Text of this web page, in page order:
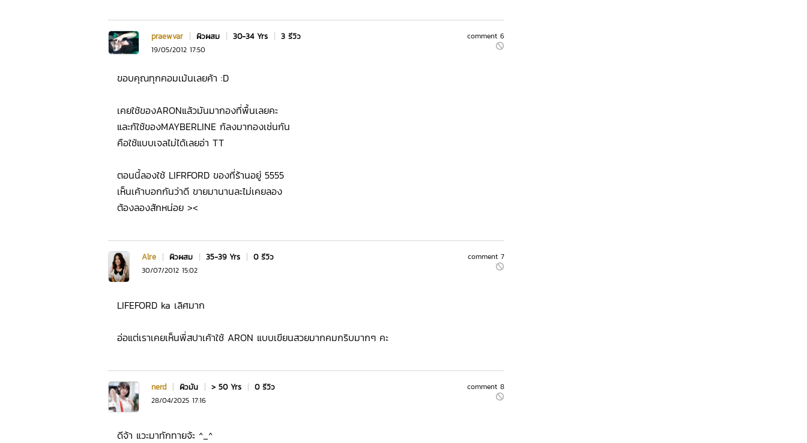
comment 6
praewvar | ผิวผสม | 30-34 Yrs | 3 รีวิว
19/05/2012 17:50
ขอบคุณทุกคอมเม้นเลยค้า :D
เคยใช้ของARONแล้วมันมากองที่พื้นเลยคะ
และก้ใช้ของMAYBERLINE ก้ลงมากองเช่นกัน
คือใช้แบบเจลไม่ได้เลยอ่า TT
ตอนนี้ลองใช้ LIFRFORD ของที่ร้านอยู่ 5555
เห็นเค้าบอกกันว่าดี ขายมานานละไม่เคยลอง
ต้องลองสักหน่อย ><
comment 7
Alre | ผิวผสม | 35-39 Yrs | 0 รีวิว
30/07/2012 15:02
LIFEFORD ka เลิศมาก
อ่อแต่เราเคยเห็นพี่สปาเค้าใช้ ARON แบบเขียนสวยมากคมกริบมากๆ คะ
comment 8
nerd | ผิวมัน | > 50 Yrs | 0 รีวิว
28/04/2025 17:16
ดีจ้า แวะมาทักทายจ้ะ ^_^